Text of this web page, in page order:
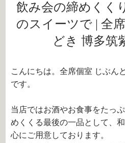
飲み会の締めくく
のスイーツで | 全
どき 博多筑
こんにちは。全席個室 じぶん
です。
当店ではお酒やお食事をたっ
めくくる最後の一品として、
心にご用意しております。